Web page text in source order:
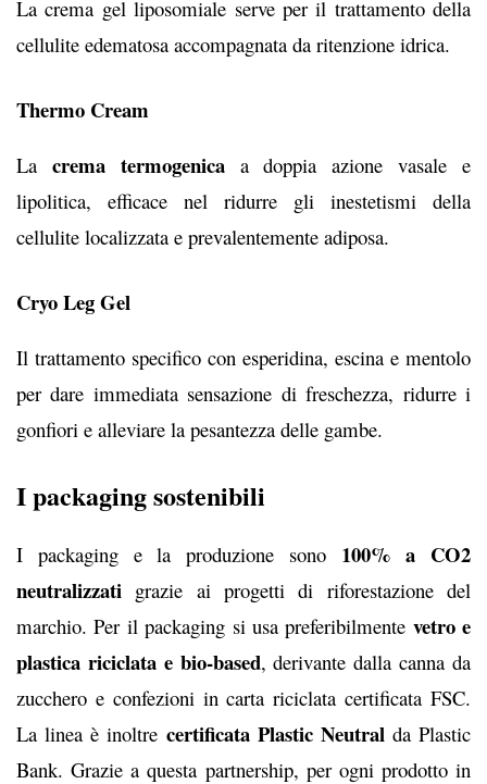
La crema gel liposomiale serve per il trattamento della
cellulite edematosa accompagnata da ritenzione idrica.
Thermo Cream
La crema termogenicaa doppia azione vasale e
lipolitica, efficace nel ridurre gli inestetismi della
cellulite localizzata e prevalentemente adiposa.
Cryo Leg Gel
Il trattamento specifico con esperidina, escina e mentolo
per dare immediata sensazione di freschezza, ridurre i
gonfiori e alleviare la pesantezza delle gambe.
I packaging sostenibili
I packaging e la produzione sono 100% a CO2
neutralizzati grazie ai progetti di riforestazione del
marchio. Per il packaging si usa preferibilmente vetro e
plastica riciclata e bio-based, derivante dalla canna da
zucchero e confezioni in carta riciclata certificata FSC.
La linea è inoltre certificata Plastic Neutralda Plastic
Bank. Grazie a questa partnership, per ogni prodotto in